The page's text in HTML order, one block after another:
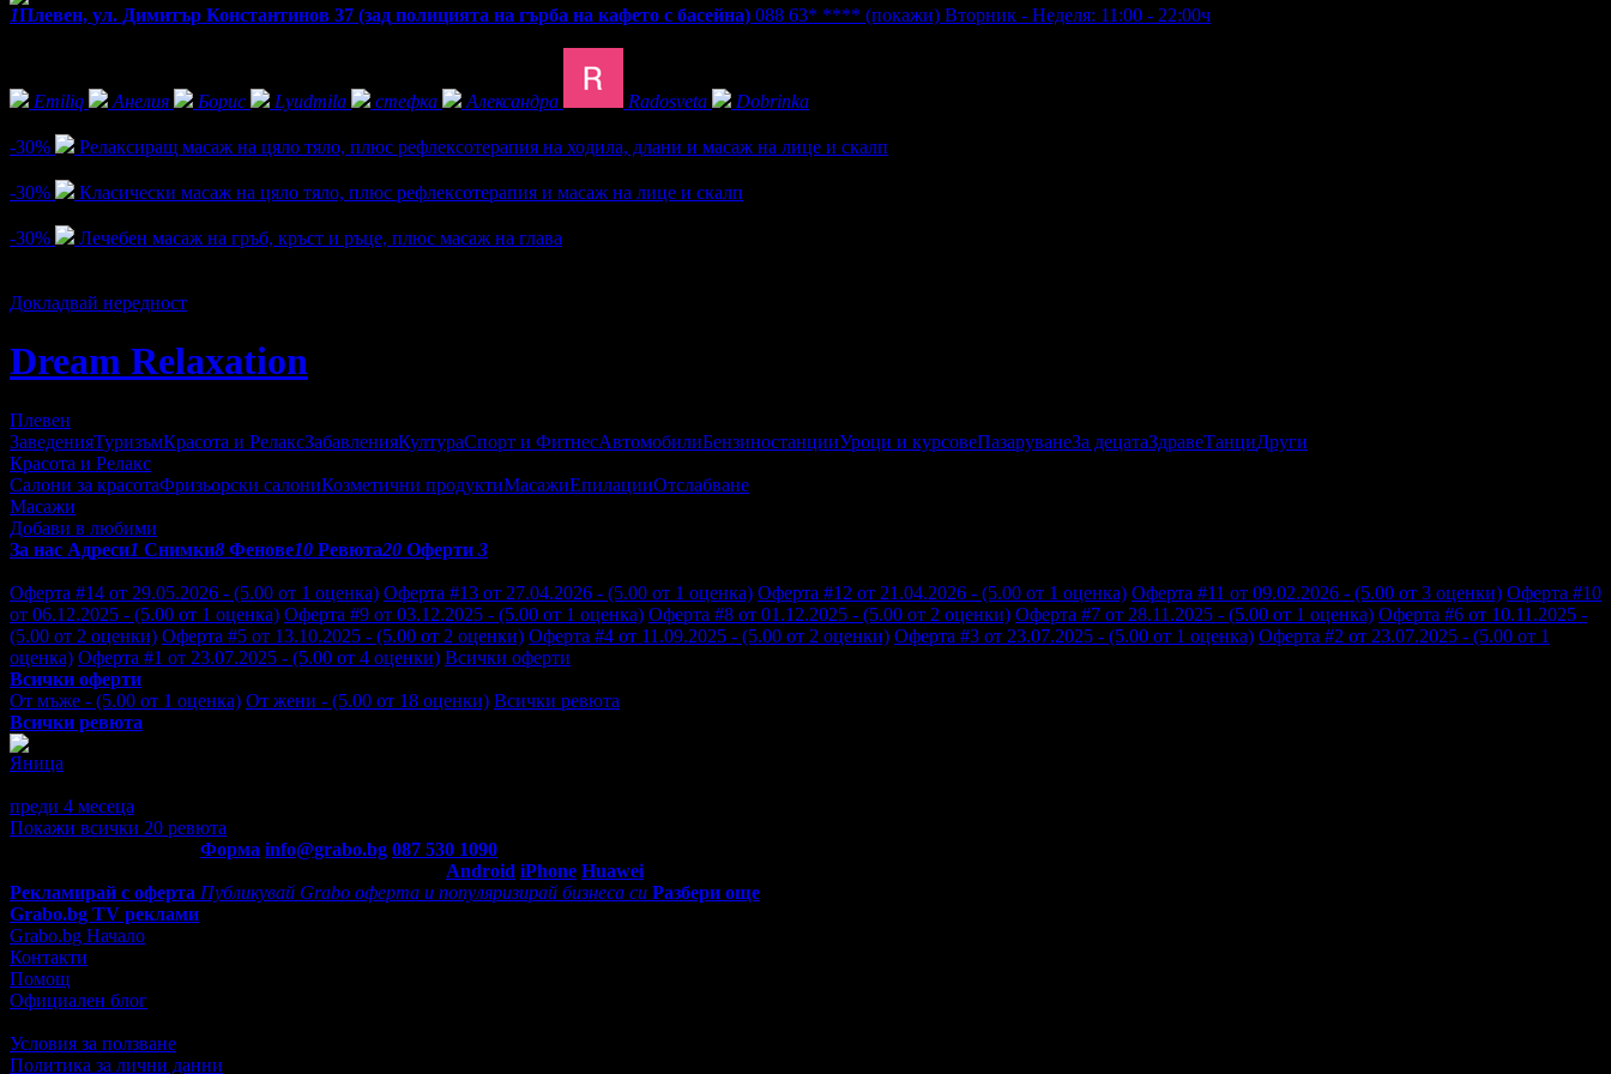
1Плевен, ул. Димитър Константинов 37 (зад полицията на гърба на кафето с басейна) 088 63* **** (покажи) Вторник - Неделя: 11:00 - 22:00ч
Emiliq Анелия Борис Lyudmila стефка Александра Radosveta
Dobrinka
-30%
Релаксиращ масаж на цяло тяло, плюс рефлексотерапия на ходила, длани и масаж на лице и скалп
-30%
Класически масаж на цяло тяло, плюс рефлексотерапия и масаж на лице и скалп
-30%
Лечебен масаж на гръб, кръст и ръце, плюс масаж на глава
Докладвай нередност
Dream Relaxation
Плевен
ЗаведенияТуризъмКрасота и РелаксЗабавленияКултураСпорт и ФитнесАвтомобилиБензиностанцииУроци и курсовеПазаруванеЗа децатаЗдравеТанциДруги
Красота и Релакс
Салони за красотаФризьорски салониКозметични продуктиМасажиЕпилацииОтслабване
Масажи
Добави в любими
За нас Адреси1 Снимки8 Фенове10 Ревюта20 Оферти 3
Оферта #14 от 29.05.2026 - (5.00 от 1 оценка) Оферта #13 от 27.04.2026 - (5.00 от 1 оценка) Оферта #12 от 21.04.2026 - (5.00 от 1 оценка) Оферта #11 от 09.02.2026 - (5.00 от 3 оценки) Оферта #10
от 06.12.2025 - (5.00 от 1 оценка) Оферта #9 от 03.12.2025 - (5.00 от 1 оценка) Оферта #8 от 01.12.2025 - (5.00 от 2 оценки) Оферта #7 от 28.11.2025 - (5.00 от 1 оценка) Оферта #6 от 10.11.2025 -
(5.00 от 2 оценки) Оферта #5 от 13.10.2025 - (5.00 от 2 оценки) Оферта #4 от 11.09.2025 - (5.00 от 2 оценки) Оферта #3 от 23.07.2025 - (5.00 от 1 оценка) Оферта #2 от 23.07.2025 - (5.00 от 1
оценка) Оферта #1 от 23.07.2025 - (5.00 от 4 оценки) Всички оферти
Всички оферти
От мъже - (5.00 от 1 оценка) От жени - (5.00 от 18 оценки) Всички ревюта
Всички ревюта
Яница
преди 4 месеца
Покажи всички 20 ревюта
Форма info@grabo.bg 087 530 1090
Android iPhone Huawei
Рекламирай с оферта Публикувай Grabo оферта и популяризирай бизнеса си Разбери още
Grabo.bg TV реклами
Grabo.bg Начало
Контакти
Помощ
Официален блог
Условия за ползване
Политика за лични данни